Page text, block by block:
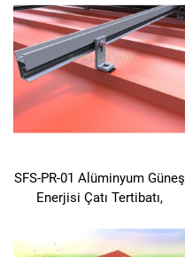
SFS-PR-01 Alüminyum Güneş
Enerjisi Çatı Tertibatı,
ile Mühürlenmiş